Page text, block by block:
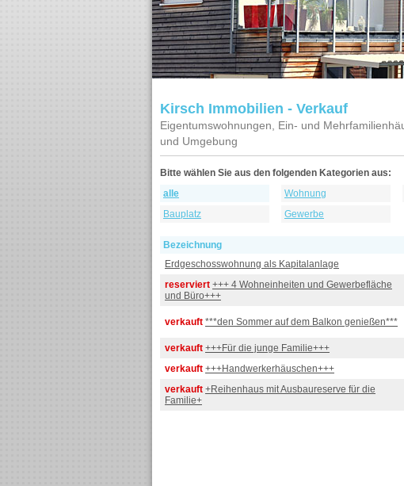
Kirsch Immobilien - Verkauf
Eigentumswohnungen, Ein- und
und Umgebung
Bitte wählen Sie aus den folgenden Kategorien aus:
alle
Wohnung
Bauplatz
Gewerbe
Bezeichnung
Erdgeschosswohnung als Kapitalanlage
reserviert +++ 4 Wohneinheiten und Gewerbefläche
und Büro+++
verkauft ***den Sommer auf dem Balkon genießen***
verkauft +++Für die junge Familie+++
verkauft +++Handwerkerhäuschen+++
verkauft +Reihenhaus mit Ausbaureserve für die
Familie+